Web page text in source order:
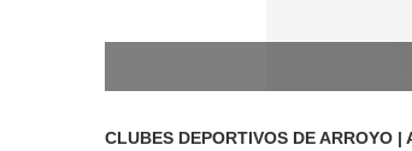
CLUBES DEPORTIVOS DE ARROYO |